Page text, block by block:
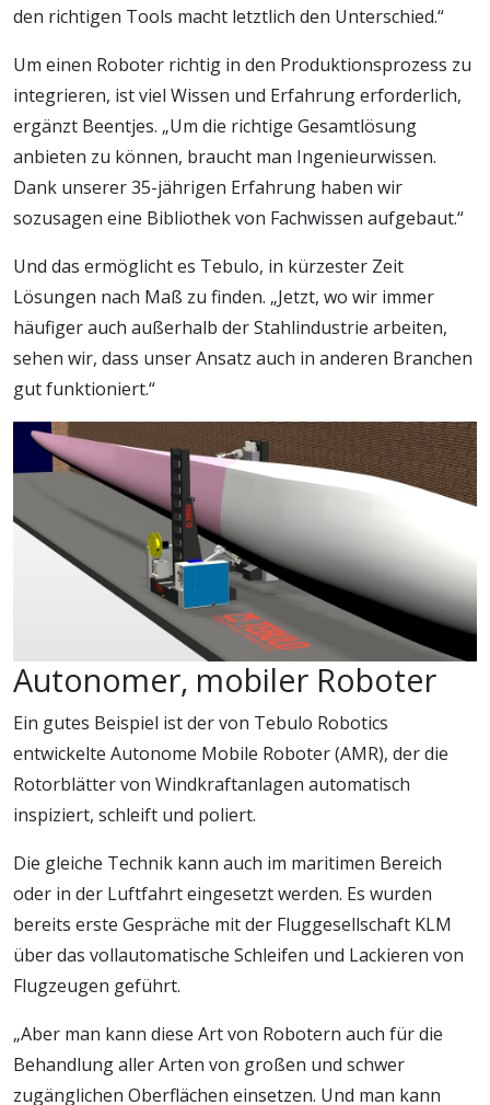
den richtigen Tools macht letztlich den Unterschied.“
Um einen Roboter richtig in den Produktionsprozess zu
integrieren, ist viel Wissen und Erfahrung erforderlich,
ergänzt Beentjes. „Um die richtige Gesamtlösung
anbieten zu können, braucht man Ingenieurwissen.
Dank unserer 35-jährigen Erfahrung haben wir
sozusagen eine Bibliothek von Fachwissen aufgebaut.“
Und das ermöglicht es Tebulo, in kürzester Zeit
Lösungen nach Maß zu finden. „Jetzt, wo wir immer
häufiger auch außerhalb der Stahlindustrie arbeiten,
sehen wir, dass unser Ansatz auch in anderen Branchen
gut funktioniert.“
Autonomer, mobiler Roboter
Ein gutes Beispiel ist der von Tebulo Robotics
entwickelte Autonome Mobile Roboter (AMR), der die
Rotorblätter von Windkraftanlagen automatisch
inspiziert, schleift und poliert.
Die gleiche Technik kann auch im maritimen Bereich
oder in der Luftfahrt eingesetzt werden. Es wurden
bereits erste Gespräche mit der Fluggesellschaft KLM
über das vollautomatische Schleifen und Lackieren von
Flugzeugen geführt.
„Aber man kann diese Art von Robotern auch für die
Behandlung aller Arten von großen und schwer
zugänglichen Oberflächen einsetzen. Und man kann